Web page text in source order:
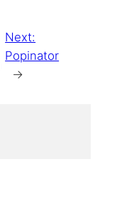
Next:
Popinator
→